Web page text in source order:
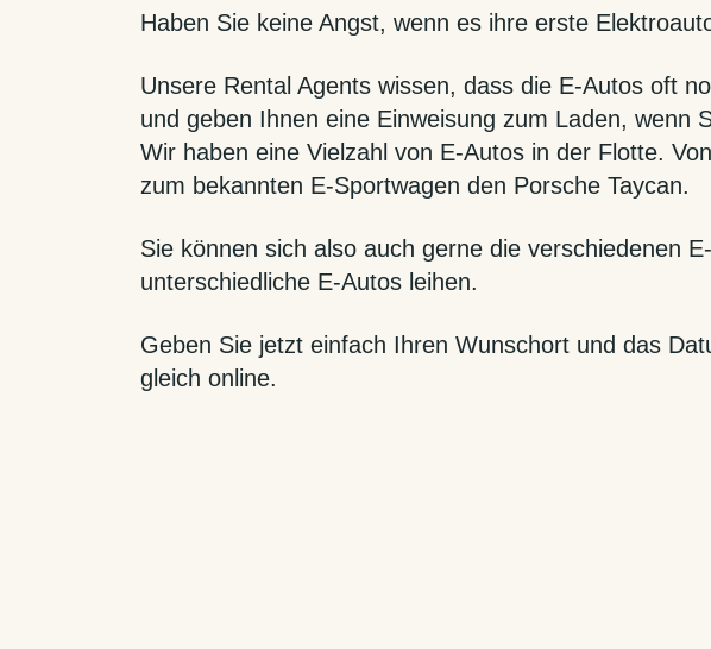
Haben Sie keine Angst, wenn es ihre erste
Unsere Rental Agents wissen, dass die E-Autos oft
und geben Ihnen eine Einweisung zum Laden, wenn
Wir haben eine Vielzahl von E-Autos in der Flotte.
zum bekannten E-Sportwagen den Porsche Taycan.
Sie können sich also auch gerne die verschiedenen
unterschiedliche E-Autos leihen.
Geben Sie jetzt einfach Ihren Wunschort und das
gleich online.